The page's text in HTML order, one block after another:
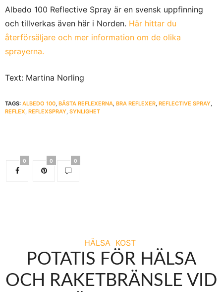
Albedo 100 Reflective Spray är en svensk uppfinning
och tillverkas även här i Norden. Här hittar du
återförsäljare och mer information om de olika
sprayerna.
Text: Martina Norling
TAGS: ALBEDO 100 BÄSTA REFLEXERNA BRA REFLEXER REFLECTIVE SPRAY
REFLEX REFLEXSPRAY SYNLIGHET
0 0 0
HÄLSA KOST
POTATIS FÖR HÄLSA
OCH RAKETBRÄNSLE VID